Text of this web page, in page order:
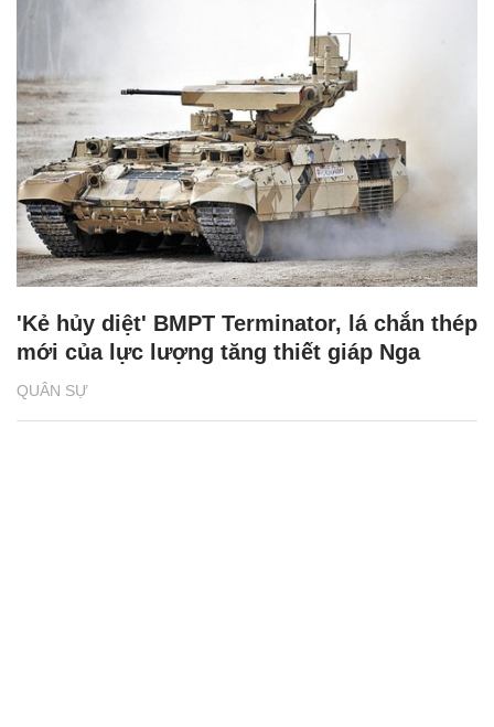
QUÂN SỰ
'Kẻ hủy diệt' BMPT Terminator, lá chắn thép
mới của lực lượng tăng thiết giáp Nga